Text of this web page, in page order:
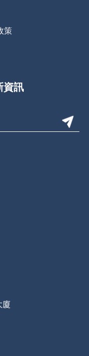
策
資訊
廈